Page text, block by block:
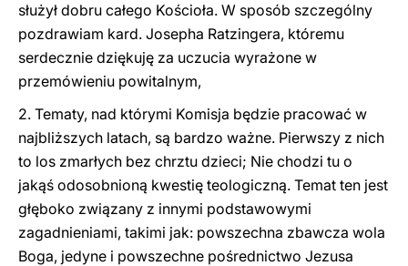
służył dobru całego Kościoła. W sposób szczególny
pozdrawiam kard. Josepha Ratzingera, któremu
serdecznie dziękuję za uczucia wyrażone w
przemówieniu powitalnym,
2. Tematy, nad którymi Komisja będzie pracować w
najbliższych latach, są bardzo ważne. Pierwszy z nich
to los zmarłych bez chrztu dzieci; Nie chodzi tu o
jakąś odosobnioną kwestię teologiczną. Temat ten jest
głęboko związany z innymi podstawowymi
zagadnieniami, takimi jak: powszechna zbawcza wola
Boga, jedyne i powszechne pośrednictwo Jezusa